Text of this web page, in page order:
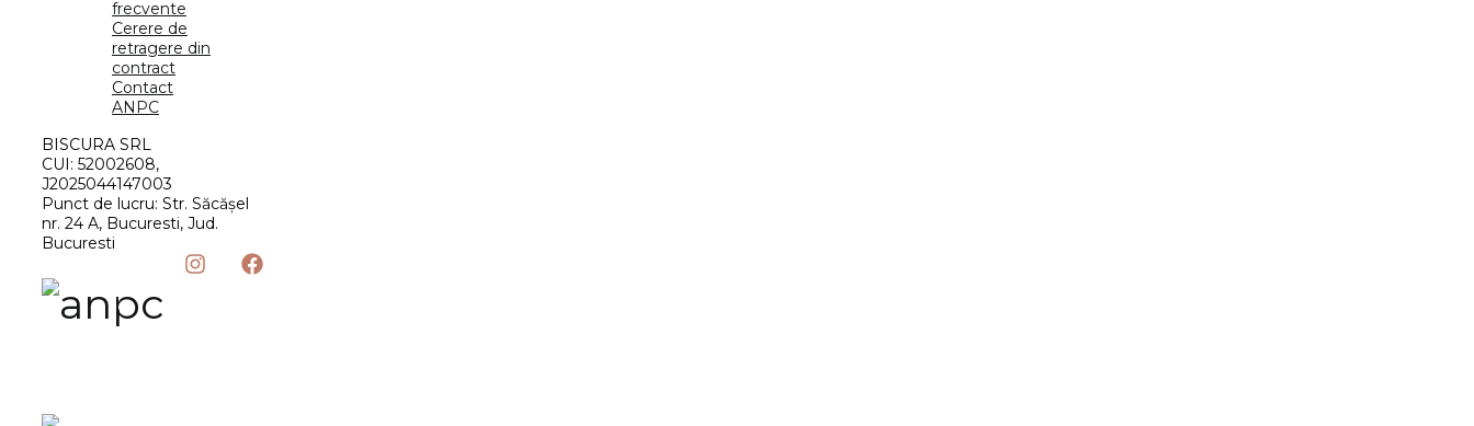
frecvente
Cerere de
retragere din
contract
Contact
ANPC
BISCURA SRL
CUI: 52002608,
J2025044147003
Punct de lucru: Str. Săcășel
nr. 24 A, Bucuresti, Jud.
Bucuresti